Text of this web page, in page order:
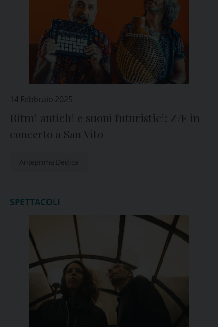
14 Febbraio 2025
Ritmi antichi e suoni futuristici: Z/F in
concerto a San Vito
Anteprima Dedica
SPETTACOLI